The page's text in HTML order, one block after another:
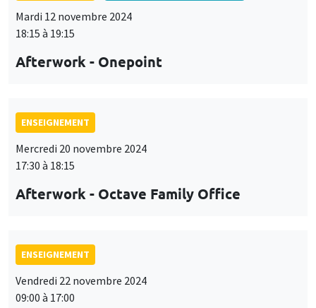
Mardi 12 novembre 2024
18:15 à 19:15
Afterwork - Onepoint
ENSEIGNEMENT
Mercredi 20 novembre 2024
17:30 à 18:15
Afterwork - Octave Family Office
ENSEIGNEMENT
Vendredi 22 novembre 2024
09:00 à 17:00